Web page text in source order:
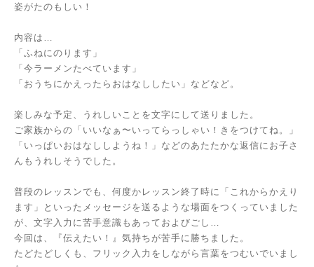
姿がたのもしい！
内容は…
「ふねにのります」
「今ラーメンたべています」
「おうちにかえったらおはなししたい」などなど。
楽しみな予定、うれしいことを文字にして送りました。
ご家族からの「いいなぁ〜いってらっしゃい！きをつけてね。」
「いっぱいおはなししようね！」などのあたたかな返信にお子さ
んもうれしそうでした。
普段のレッスンでも、何度かレッスン終了時に「これからかえり
ます」といったメッセージを送るような場面をつくっていました
が、文字入力に苦手意識もあっておよびごし…
今回は、『伝えたい！』気持ちが苦手に勝ちました。
たどたどしくも、フリック入力をしながら言葉をつむいでいまし